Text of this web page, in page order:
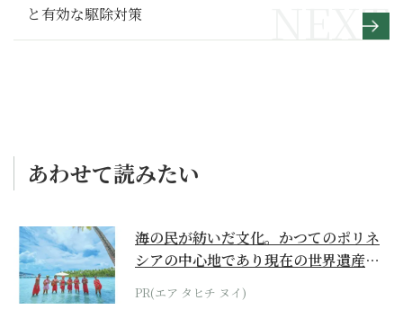
と有効な駆除対策
あわせて読みたい
海の民が紡いだ文化。かつてのポリネ
シアの中心地であり現在の世界遺産か
らみえてくる...
PR(エア タヒチ ヌイ)